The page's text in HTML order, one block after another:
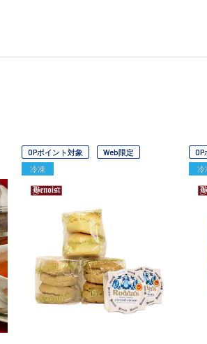
OPポイント対象
Web限定
冷凍
冷